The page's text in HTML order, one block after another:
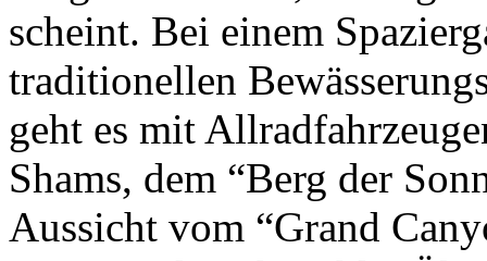
scheint. Bei einem
traditionellen
geht es mit
Shams, dem “Berg der
Aussicht vom “Grand